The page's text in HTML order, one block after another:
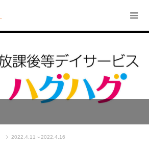
2022.4.11～2022.4.16